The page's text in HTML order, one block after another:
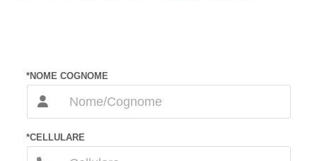
*NOME COGNOME
*CELLULARE